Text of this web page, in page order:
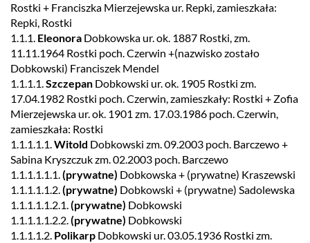
Rostki + Franciszka Mierzejewska ur. Repki, zamieszkała:
Repki, Rostki
1.1.1. Eleonora Dobkowska ur. ok. 1887 Rostki, zm.
11.11.1964 Rostki poch. Czerwin +(nazwisko zostało
Dobkowski) Franciszek Mendel
1.1.1.1.Szczepan Dobkowski ur. ok. 1905 Rostki zm.
17.04.1982 Rostki poch. Czerwin, zamieszkały: Rostki + Zofia
Mierzejewska ur. ok. 1901 zm. 17.03.1986 poch. Czerwin,
zamieszkała: Rostki
1.1.1.1.1.Witold Dobkowski zm. 09.2003 poch. Barczewo +
Sabina Kryszczuk zm. 02.2003 poch. Barczewo
1.1.1.1.1.1.(prywatne) Dobkowska + (prywatne) Kraszewski
1.1.1.1.1.2.(prywatne) Dobkowski + (prywatne) Sadolewska
1.1.1.1.1.2.1.(prywatne) Dobkowski
1.1.1.1.1.2.2.(prywatne) Dobkowski
1.1.1.1.2. Polikarp Dobkowski ur. 03.05.1936 Rostki zm.